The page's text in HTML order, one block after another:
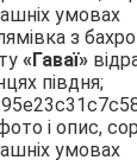
з
«Гаваї»
півдня;